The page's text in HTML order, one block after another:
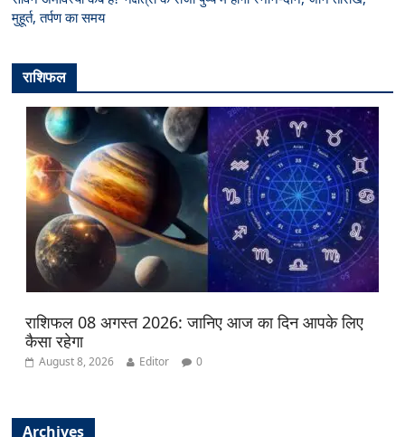
मुहूर्त, तर्पण का समय
राशिफल
राशिफल 08 अगस्त 2026: जानिए आज का दिन आपके लिए
कैसा रहेगा
August 8, 2026 Editor 0
Archives